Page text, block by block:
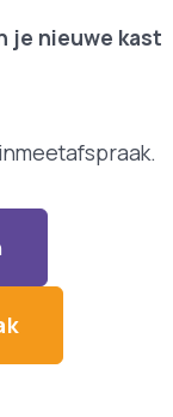
je nieuwe kast